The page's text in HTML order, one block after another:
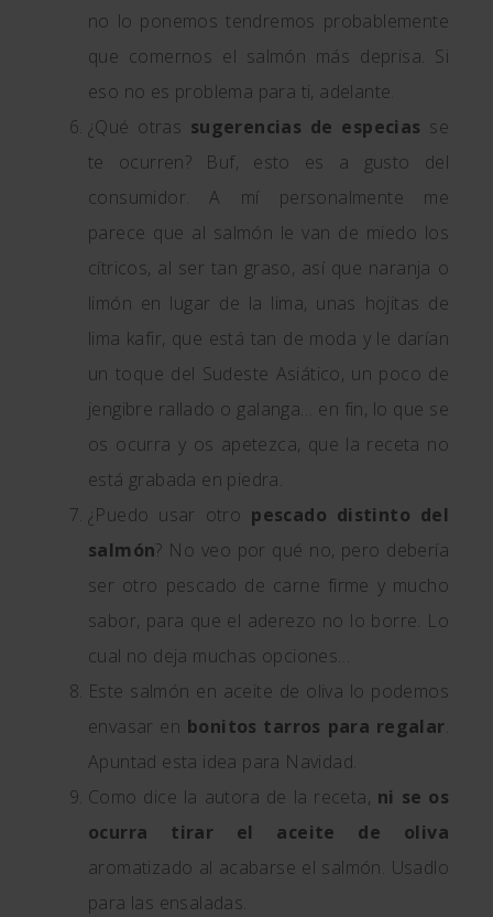
no lo ponemos tendremos probablemente
que comernos el salmón más deprisa. Si
eso no es problema para ti, adelante.
¿Qué otras sugerencias de especias se
te ocurren? Buf, esto es a gusto del
consumidor. A mí personalmente me
parece que al salmón le van de miedo los
cítricos, al ser tan graso, así que naranja o
limón en lugar de la lima, unas hojitas de
lima kafir, que está tan de moda y le darían
un toque del Sudeste Asiático, un poco de
jengibre rallado o galanga… en fin, lo que se
os ocurra y os apetezca, que la receta no
está grabada en piedra.
¿Puedo usar otro pescado distinto del
salmón? No veo por qué no, pero debería
ser otro pescado de carne firme y mucho
sabor, para que el aderezo no lo borre. Lo
cual no deja muchas opciones…
Este salmón en aceite de oliva lo podemos
envasar en bonitos tarros para regalar.
Apuntad esta idea para Navidad.
Como dice la autora de la receta, ni se os
ocurra tirar el aceite de oliva
aromatizado al acabarse el salmón. Usadlo
para las ensaladas.